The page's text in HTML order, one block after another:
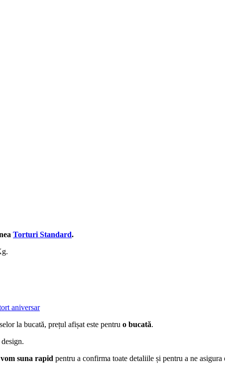
Torturi Standard.
aniversar
la bucată, prețul afișat este pentru o bucată.
suna rapid pentru a confirma toate detaliile și pentru a ne